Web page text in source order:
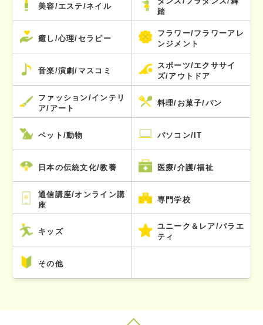
美容/エステ/ネイル
踏
癒し/心理/セラピー
フラワー/フラワーアレ
ンジメント
音楽/演劇/マスコミ
スポーツ/エクササイ
ズ/アウトドア
ファッション/インテリ
ア/アート
料理/お菓子/パン
ペット/動物 パソコン/IT
日本の伝統文化/教養 医療/介護/福祉
通信講座/オンライン講
座
専門学校
キッズ
ユニーク＆レア/バラエ
ティ
その他